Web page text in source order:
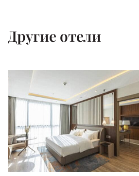
Другие отели